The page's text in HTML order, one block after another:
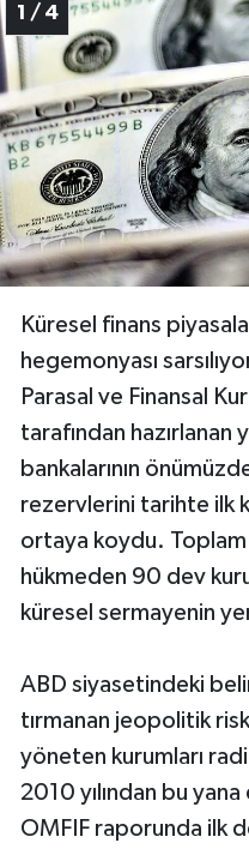
1 / 4
Küresel finans
hegemonyası
Parasal ve Finansal
tarafından
bankalarının
rezervlerini tarihte ilk
ortaya koydu. Toplam
hükmeden 90 dev
küresel sermayenin
ABD siyasetindeki
tırmanan jeopolitik
yöneten kurumları
2010 yılından bu
OMFIF raporunda ilk